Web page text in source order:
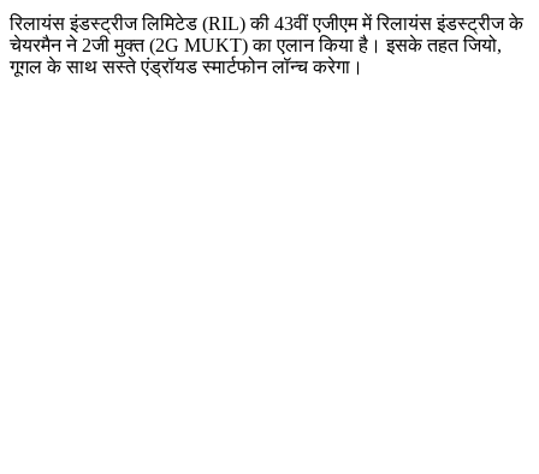
रिलायंस इंडस्ट्रीज लिमिटेड (RIL) की 43वीं एजीएम में रिलायंस इंडस्ट्रीज के
चेयरमैन ने 2जी मुक्त (2G MUKT) का एलान किया है। इसके तहत जियो,
गूगल के साथ सस्ते एंड्रॉयड स्मार्टफोन लॉन्च करेगा।